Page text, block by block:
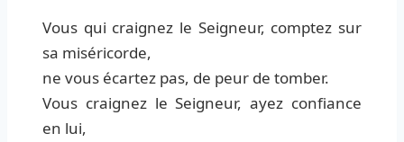
Vous qui craignez le Seigneur, comptez sur
sa miséricorde,
ne vous écartez pas, de peur de tomber.
Vous craignez le Seigneur, ayez confiance
en lui,